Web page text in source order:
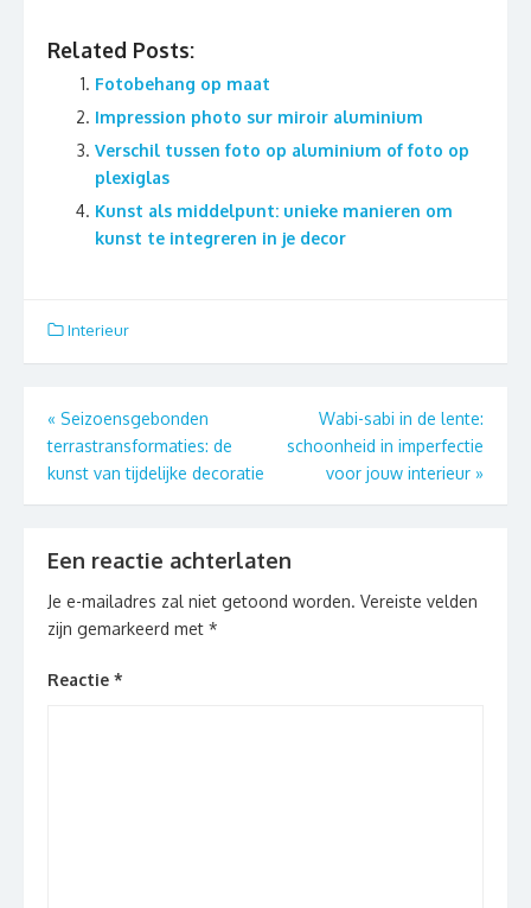
Related Posts:
Fotobehang op maat
Impression photo sur miroir aluminium
Verschil tussen foto op aluminium of foto op
plexiglas
Kunst als middelpunt: unieke manieren om
kunst te integreren in je decor
Interieur
Berichtnavigatie
« Seizoensgebonden
terrastransformaties: de
kunst van tijdelijke decoratie
Wabi-sabi in de lente:
schoonheid in imperfectie
voor jouw interieur »
Een reactie achterlaten
Je e-mailadres zal niet getoond worden. Vereiste velden
zijn gemarkeerd met *
Reactie *